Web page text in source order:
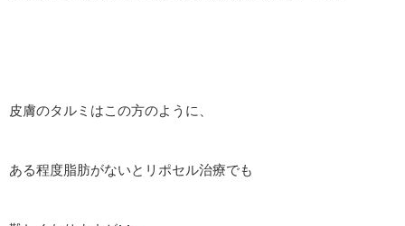
皮膚のタルミはこの方のように、
ある程度脂肪がないとリポセル治療でも